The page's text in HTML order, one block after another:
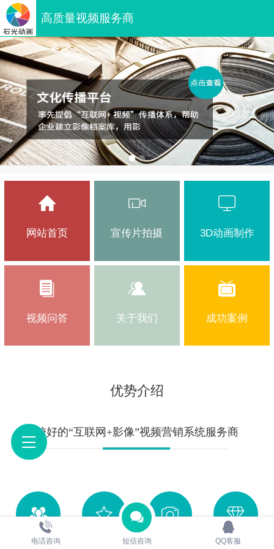
高质量视频服务商
网站首页 宣传片拍摄 3D动画制作
视频问答 关于我们 成功案例
优势介绍
较好的“互联网+影像”视频营销系统服务商
电话咨询 短信咨询 QQ客服